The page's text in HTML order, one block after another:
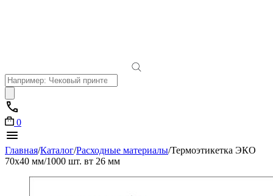
Поиск
товаров
0
Главная/Каталог/Расходные материалы/Термоэтикетка ЭКО
70х40 мм/1000 шт. вт 26 мм